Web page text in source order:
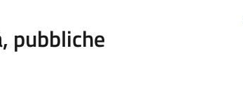
pubbliche